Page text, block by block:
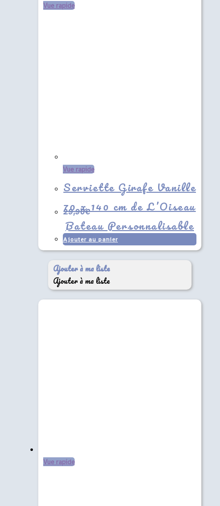
Vue rapide
Vue rapide
Serviette Girafe Vanille
70 x 140 cm de L’Oiseau
Bateau Personnalisable
29,90€
Ajouter au panier
Ajouter à ma liste
Ajouter à ma liste
Vue rapide